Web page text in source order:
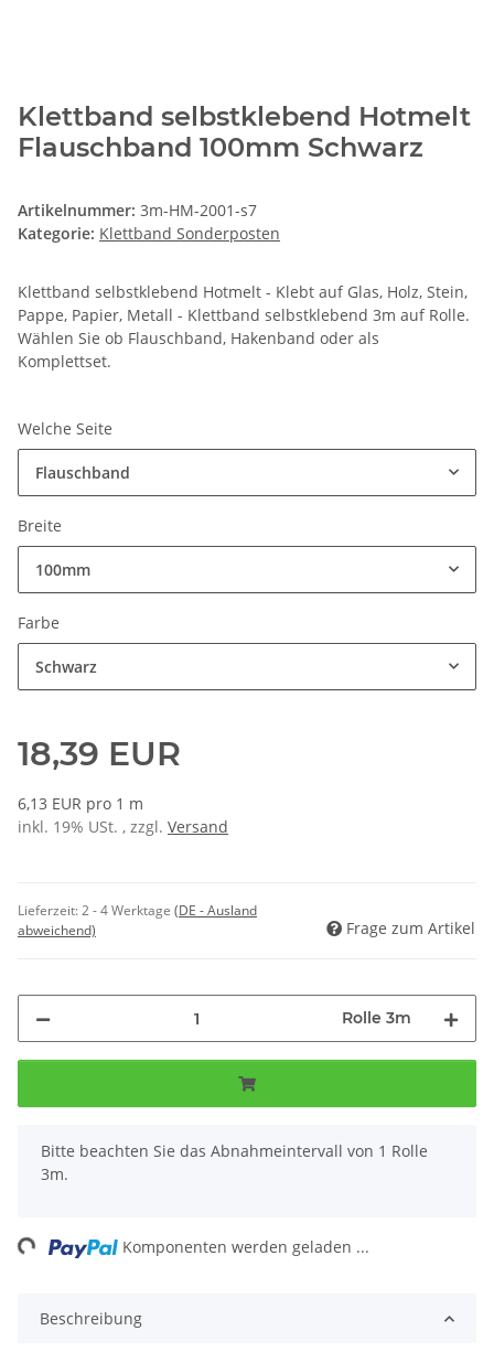
Klettband selbstklebend Hotmelt
Flauschband 100mm Schwarz
Artikelnummer: 3m-HM-2001-s7
Kategorie: Klettband Sonderposten
Klettband selbstklebend Hotmelt - Klebt auf Glas, Holz, Stein,
Pappe, Papier, Metall - Klettband selbstklebend 3m auf Rolle.
Wählen Sie ob Flauschband, Hakenband oder als
Komplettset.
Welche Seite
Flauschband
Breite
100mm
Farbe
Schwarz
18,39 EUR
6,13 EUR pro 1 m
inkl. 19% USt. , zzgl. Versand
Lieferzeit:2 - 4 Werktage (DE - Ausland
abweichend)
Frage zum Artikel
Rolle 3m
x
Bitte beachten Sie das Abnahmeintervall von 1 Rolle
3m.
Komponenten werden geladen ...
Beschreibung